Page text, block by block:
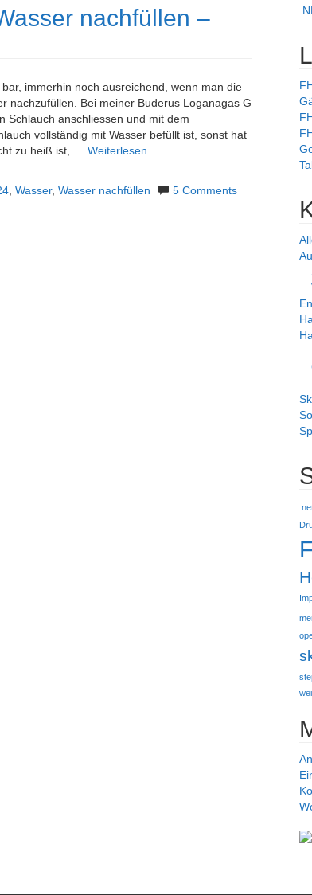
nachfüllen –
immerhin noch ausreichend, wenn man die
nachzufüllen. Bei meiner Buderus Loganagas G
Schlauch anschliessen und mit dem
vollständig mit Wasser befüllt ist, sonst hat
zu heiß ist, … Weiterlesen
Wasser, Wasser nachfüllen 5 Comments